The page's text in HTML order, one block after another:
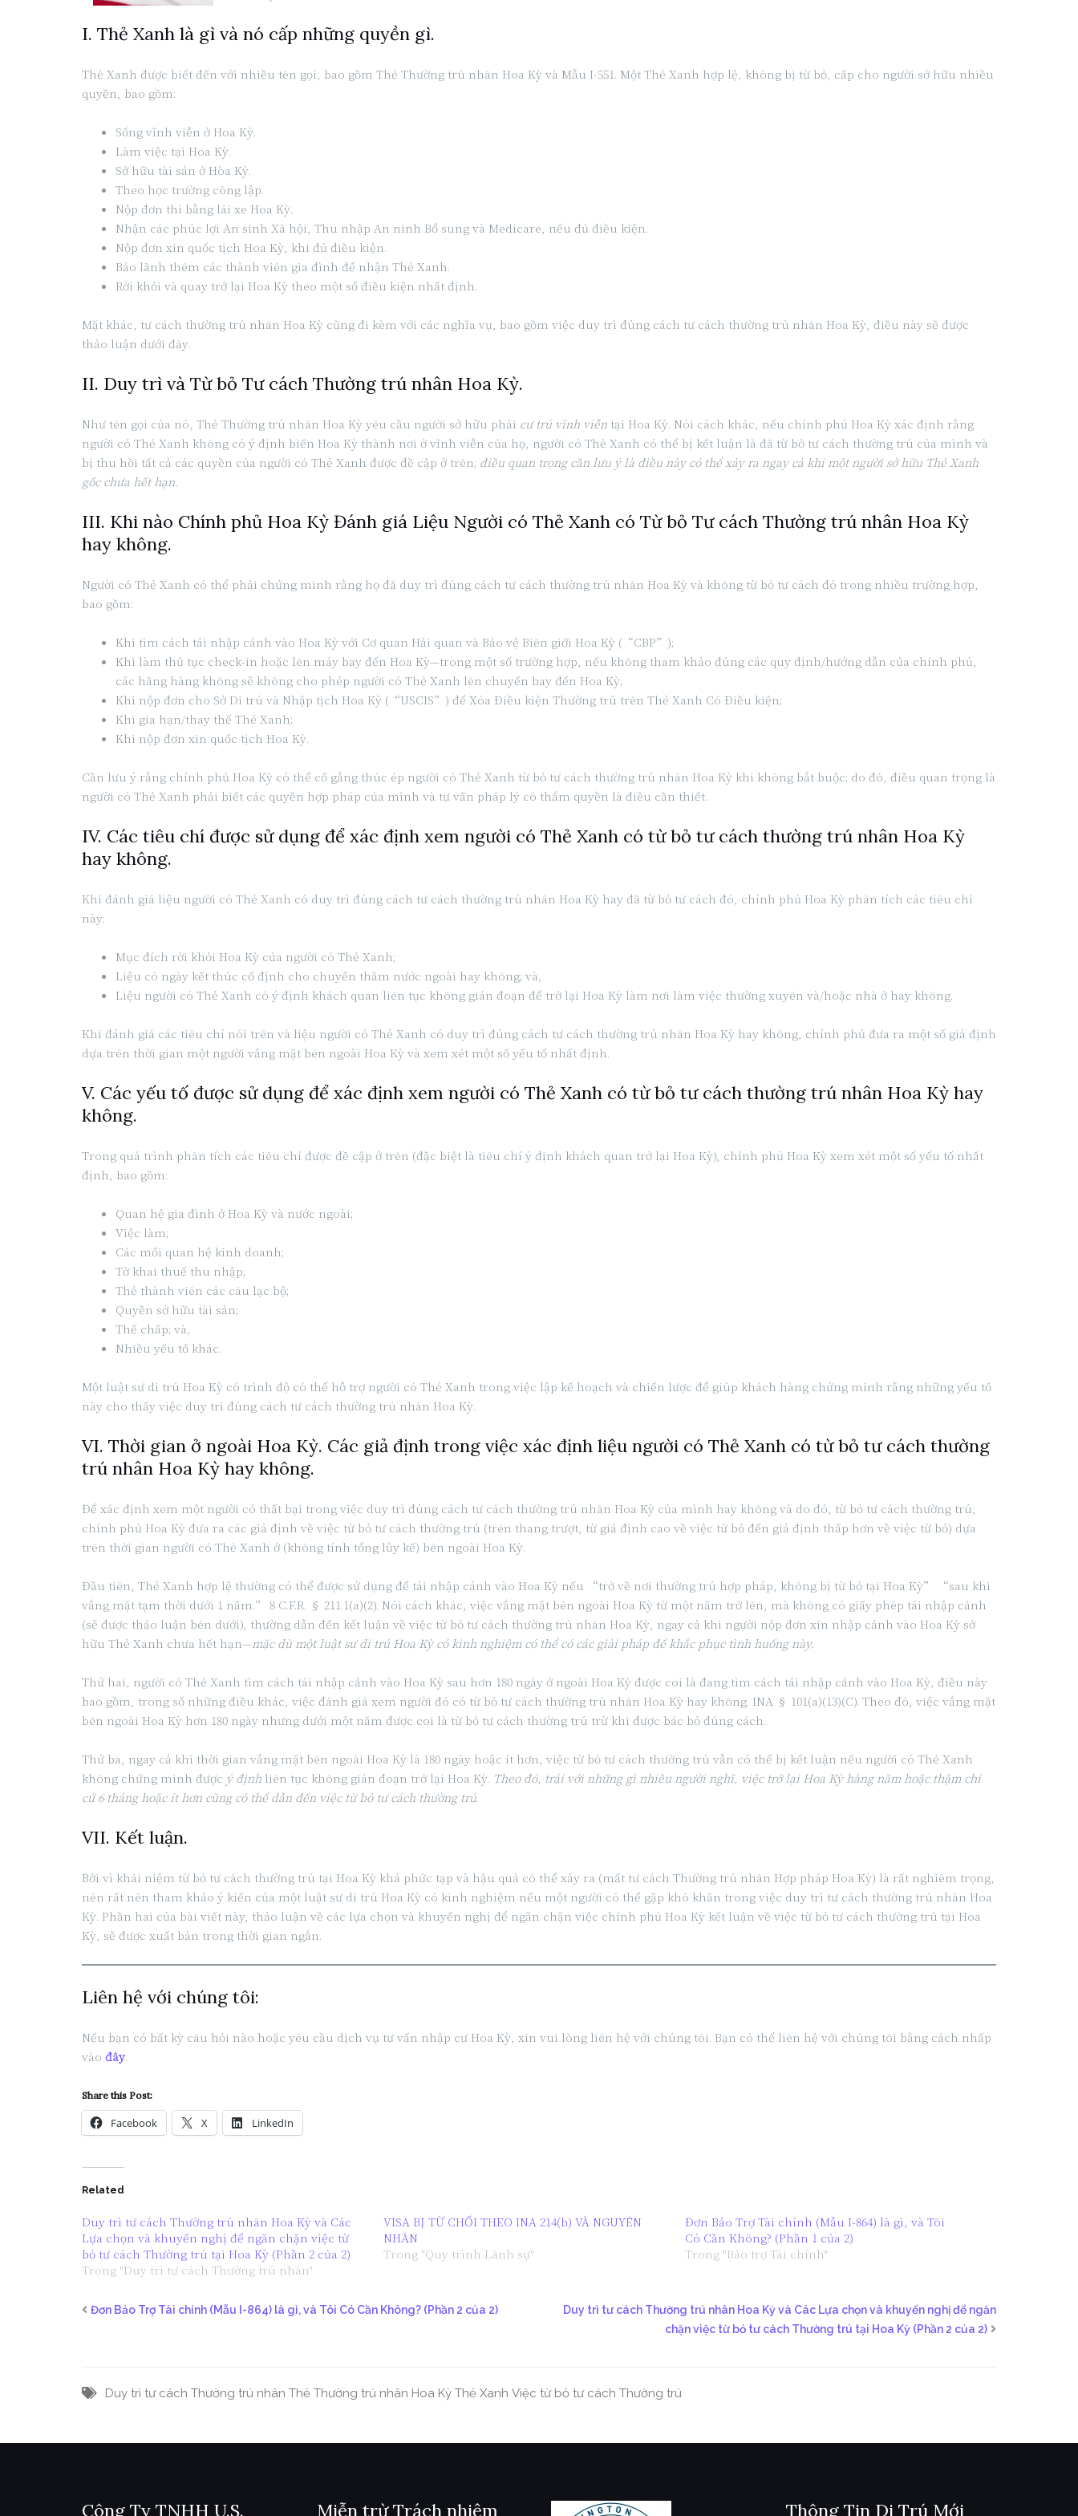
I. Thẻ Xanh là gì và nó cấp những quyền gì.
Thẻ Xanh được biết đến với nhiều tên gọi, bao gồm Thẻ Thường trú nhân Hoa Kỳ và Mẫu I-551. Một Thẻ Xanh hợp lệ, không bị từ bỏ, cấp cho người sở hữu nhiều
quyền, bao gồm:
Sống vĩnh viễn ở Hoa Kỳ.
Làm việc tại Hoa Kỳ.
Sở hữu tài sản ở Hòa Kỳ.
Theo học trường công lập.
Nộp đơn thi bằng lái xe Hoa Kỳ.
Nhận các phúc lợi An sinh Xã hội, Thu nhập An ninh Bổ sung và Medicare, nếu đủ điều kiện.
Nộp đơn xin quốc tịch Hoa Kỳ, khi đủ điều kiện.
Bảo lãnh thêm các thành viên gia đình để nhận Thẻ Xanh.
Rời khỏi và quay trở lại Hoa Kỳ theo một số điều kiện nhất định.
Mặt khác, tư cách thường trú nhân Hoa Kỳ cũng đi kèm với các nghĩa vụ, bao gồm việc duy trì đúng cách tư cách thường trú nhân Hoa Kỳ, điều này sẽ được
thảo luận dưới đây.
II. Duy trì và Từ bỏ Tư cách Thường trú nhân Hoa Kỳ.
Như tên gọi của nó, Thẻ Thường trú nhân Hoa Kỳ yêu cầu người sở hữu phải cư trú vĩnh viễn tại Hoa Kỳ. Nói cách khác, nếu chính phủ Hoa Kỳ xác định rằng
người có Thẻ Xanh không có ý định biến Hoa Kỳ thành nơi ở vĩnh viễn của họ, người có Thẻ Xanh có thể bị kết luận là đã từ bỏ tư cách thường trú của mình và
bị thu hồi tất cả các quyền của người có Thẻ Xanh được đề cập ở trên; điều quan trọng cần lưu ý là điều này có thể xảy ra ngay cả khi một người sở hữu Thẻ Xanh
gốc chưa hết hạn.
III. Khi nào Chính phủ Hoa Kỳ Đánh giá Liệu Người có Thẻ Xanh có Từ bỏ Tư cách Thường trú nhân Hoa Kỳ
hay không.
Người có Thẻ Xanh có thể phải chứng minh rằng họ đã duy trì đúng cách tư cách thường trú nhân Hoa Kỳ và không từ bỏ tư cách đó trong nhiều trường hợp,
bao gồm:
Khi tìm cách tái nhập cảnh vào Hoa Kỳ với Cơ quan Hải quan và Bảo vệ Biên giới Hoa Kỳ (“CBP”);
Khi làm thủ tục check-in hoặc lên máy bay đến Hoa Kỳ—trong một số trường hợp, nếu không tham khảo đúng các quy định/hướng dẫn của chính phủ,
các hãng hàng không sẽ không cho phép người có Thẻ Xanh lên chuyến bay đến Hoa Kỳ;
Khi nộp đơn cho Sở Di trú và Nhập tịch Hoa Kỳ (“USCIS”) để Xóa Điều kiện Thường trú trên Thẻ Xanh Có Điều kiện;
Khi gia hạn/thay thế Thẻ Xanh;
Khi nộp đơn xin quốc tịch Hoa Kỳ.
Cần lưu ý rằng chính phủ Hoa Kỳ có thể cố gắng thúc ép người có Thẻ Xanh từ bỏ tư cách thường trú nhân Hoa Kỳ khi không bắt buộc; do đó, điều quan trọng là
người có Thẻ Xanh phải biết các quyền hợp pháp của mình và tư vấn pháp lý có thẩm quyền là điều cần thiết.
IV. Các tiêu chí được sử dụng để xác định xem người có Thẻ Xanh có từ bỏ tư cách thường trú nhân Hoa Kỳ
hay không.
Khi đánh giá liệu người có Thẻ Xanh có duy trì đúng cách tư cách thường trú nhân Hoa Kỳ hay đã từ bỏ tư cách đó, chính phủ Hoa Kỳ phân tích các tiêu chí
này:
Mục đích rời khỏi Hoa Kỳ của người có Thẻ Xanh;
Liệu có ngày kết thúc cố định cho chuyến thăm nước ngoài hay không; và,
Liệu người có Thẻ Xanh có ý định khách quan liên tục không gián đoạn để trở lại Hoa Kỳ làm nơi làm việc thường xuyên và/hoặc nhà ở hay không.
Khi đánh giá các tiêu chí nói trên và liệu người có Thẻ Xanh có duy trì đúng cách tư cách thường trú nhân Hoa Kỳ hay không, chính phủ đưa ra một số giả định
dựa trên thời gian một người vắng mặt bên ngoài Hoa Kỳ và xem xét một số yếu tố nhất định.
V. Các yếu tố được sử dụng để xác định xem người có Thẻ Xanh có từ bỏ tư cách thường trú nhân Hoa Kỳ hay
không.
Trong quá trình phân tích các tiêu chí được đề cập ở trên (đặc biệt là tiêu chí ý định khách quan trở lại Hoa Kỳ), chính phủ Hoa Kỳ xem xét một số yếu tố nhất
định, bao gồm:
Quan hệ gia đình ở Hoa Kỳ và nước ngoài;
Việc làm;
Các mối quan hệ kinh doanh;
Tờ khai thuế thu nhập;
Thẻ thành viên các câu lạc bộ;
Quyền sở hữu tài sản;
Thế chấp; và,
Nhiều yếu tố khác.
Một luật sư di trú Hoa Kỳ có trình độ có thể hỗ trợ người có Thẻ Xanh trong việc lập kế hoạch và chiến lược để giúp khách hàng chứng minh rằng những yếu tố
này cho thấy việc duy trì đúng cách tư cách thường trú nhân Hoa Kỳ.
VI. Thời gian ở ngoài Hoa Kỳ. Các giả định trong việc xác định liệu người có Thẻ Xanh có từ bỏ tư cách thường
trú nhân Hoa Kỳ hay không.
Để xác định xem một người có thất bại trong việc duy trì đúng cách tư cách thường trú nhân Hoa Kỳ của mình hay không và do đó, từ bỏ tư cách thường trú,
chính phủ Hoa Kỳ đưa ra các giả định về việc từ bỏ tư cách thường trú (trên thang trượt, từ giả định cao về việc từ bỏ đến giả định thấp hơn về việc từ bỏ) dựa
trên thời gian người có Thẻ Xanh ở (không tính tổng lũy kế) bên ngoài Hoa Kỳ.
Đầu tiên, Thẻ Xanh hợp lệ thường có thể được sử dụng để tái nhập cảnh vào Hoa Kỳ nếu “trở về nơi thường trú hợp pháp, không bị từ bỏ tại Hoa Kỳ” “sau khi
vắng mặt tạm thời dưới 1 năm.” 8 C.F.R. § 211.1(a)(2). Nói cách khác, việc vắng mặt bên ngoài Hoa Kỳ từ một năm trở lên, mà không có giấy phép tái nhập cảnh
(sẽ được thảo luận bên dưới), thường dẫn đến kết luận về việc từ bỏ tư cách thường trú nhân Hoa Kỳ, ngay cả khi người nộp đơn xin nhập cảnh vào Hoa Kỳ sở
hữu Thẻ Xanh chưa hết hạn—mặc dù một luật sư di trú Hoa Kỳ có kinh nghiệm có thể có các giải pháp để khắc phục tình huống này.
Thứ hai, người có Thẻ Xanh tìm cách tái nhập cảnh vào Hoa Kỳ sau hơn 180 ngày ở ngoài Hoa Kỳ được coi là đang tìm cách tái nhập cảnh vào Hoa Kỳ, điều này
bao gồm, trong số những điều khác, việc đánh giá xem người đó có từ bỏ tư cách thường trú nhân Hoa Kỳ hay không. INA § 101(a)(13)(C). Theo đó, việc vắng mặt
bên ngoài Hoa Kỳ hơn 180 ngày nhưng dưới một năm được coi là từ bỏ tư cách thường trú trừ khi được bác bỏ đúng cách.
Thứ ba, ngay cả khi thời gian vắng mặt bên ngoài Hoa Kỳ là 180 ngày hoặc ít hơn, việc từ bỏ tư cách thường trú vẫn có thể bị kết luận nếu người có Thẻ Xanh
không chứng minh được ý định liên tục không gián đoạn trở lại Hoa Kỳ. Theo đó, trái với những gì nhiều người nghĩ, việc trở lại Hoa Kỳ hàng năm hoặc thậm chí
cứ 6 tháng hoặc ít hơn cũng có thể dẫn đến việc từ bỏ tư cách thường trú.
VII. Kết luận.
Bởi vì khái niệm từ bỏ tư cách thường trú tại Hoa Kỳ khá phức tạp và hậu quả có thể xảy ra (mất tư cách Thường trú nhân Hợp pháp Hoa Kỳ) là rất nghiêm trọng,
nên rất nên tham khảo ý kiến của một luật sư di trú Hoa Kỳ có kinh nghiệm nếu một người có thể gặp khó khăn trong việc duy trì tư cách thường trú nhân Hoa
Kỳ. Phần hai của bài viết này, thảo luận về các lựa chọn và khuyến nghị để ngăn chặn việc chính phủ Hoa Kỳ kết luận về việc từ bỏ tư cách thường trú tại Hoa
Kỳ, sẽ được xuất bản trong thời gian ngắn.
Liên hệ với chúng tôi:
Nếu bạn có bất kỳ câu hỏi nào hoặc yêu cầu dịch vụ tư vấn nhập cư Hoa Kỳ, xin vui lòng liên hệ với chúng tôi. Bạn có thể liên hệ với chúng tôi bằng cách nhấp
vào đây.
Share this Post:
Facebook X LinkedIn
Related
Duy trì tư cách Thường trú nhân Hoa Kỳ và Các
Lựa chọn và khuyến nghị để ngăn chặn việc từ
bỏ tư cách Thường trú tại Hoa Kỳ (Phần 2 của 2)
Trong "Duy trì tư cách Thường trú nhân"
VISA BỊ TỪ CHỐI THEO INA 214(b) VÀ NGUYÊN
NHÂN
Trong "Quy trình Lãnh sự"
Đơn Bảo Trợ Tài chính (Mẫu I-864) là gì, và Tôi
Có Cần Không? (Phần 1 của 2)
Trong "Bảo trợ Tài chính"
Đơn Bảo Trợ Tài chính (Mẫu I-864) là gì, và Tôi Có Cần Không? (Phần 2 của 2)
Duy trì tư cách Thường trú nhân Hoa Kỳ và Các Lựa chọn và khuyến nghị để ngăn
chặn việc từ bỏ tư cách Thường trú tại Hoa Kỳ (Phần 2 của 2)
Duy trì tư cách Thường trú nhân Thẻ Thường trú nhân Hoa Kỳ Thẻ Xanh Việc từ bỏ tư cách Thường trú
Công Ty TNHH U.S. Miễn trừ Trách nhiệm Thông Tin Di Trú Mới